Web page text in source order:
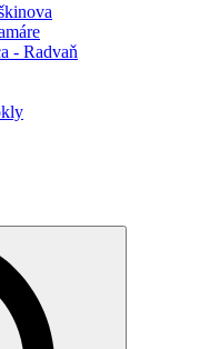
- Radvaň
Search